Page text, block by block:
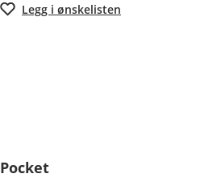
Legg i ønskelisten
Pocket